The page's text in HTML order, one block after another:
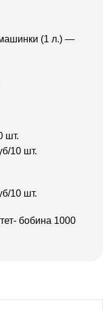
(1 л.) —
шт.
10 шт.
10 шт.
бобина 1000